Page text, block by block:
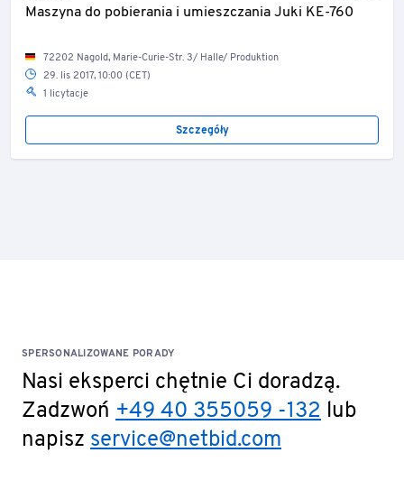
Maszyna do pobierania i umieszczania Juki KE-760
72202 Nagold, Marie-Curie-Str. 3/ Halle/ Produktion
29. lis 2017, 10:00 (CET)
1 licytacje
Szczegóły
SPERSONALIZOWANE PORADY
Nasi eksperci chętnie Ci doradzą.
Zadzwoń +49 40 355059 -132 lub
napisz service@netbid.com